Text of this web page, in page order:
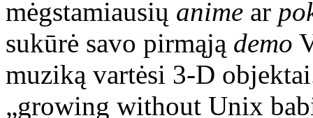
mėgstamiausių anime ar
sukūrė savo pirmąją demo
muziką vartėsi 3-D
„growing without Unix